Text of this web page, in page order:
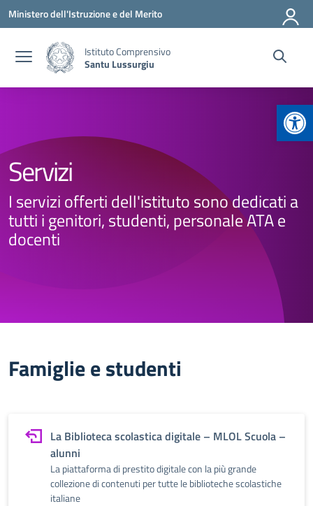
Vai ai contenuti
Vai al menu di navigazione
Vai al footer
Ministero dell'Istruzione e del Merito
Istituto Comprensivo
Santu Lussurgiu
Servizi
I servizi offerti dell'istituto sono dedicati a
tutti i genitori, studenti, personale ATA e
docenti
Famiglie e studenti
La Biblioteca scolastica digitale – MLOL Scuola –
alunni
La piattaforma di prestito digitale con la più grande
collezione di contenuti per tutte le biblioteche scolastiche
italiane